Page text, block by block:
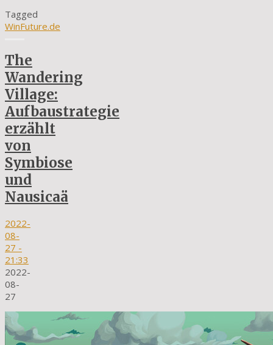
Tagged
WinFuture.de
The
Wandering
Village:
Aufbaustrategie
erzählt
von
Symbiose
und
Nausicaä
2022-
08-
27 -
21:33
2022-
08-
27